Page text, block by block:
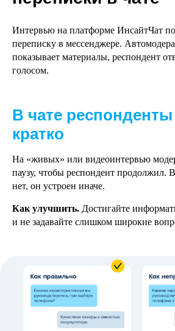
Интервью на платформе ИнсайтЧат
переписку в мессенджере.
показывает материалы, респондент
голосом.
В чате
кратко
На «живых» или видеоинтервью
паузу, чтобы респондент продолжил.
нет, он устроен иначе.
Как улучшить. Достигайте
и не задавайте слишком широкие